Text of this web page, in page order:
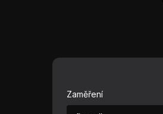
Zaměření